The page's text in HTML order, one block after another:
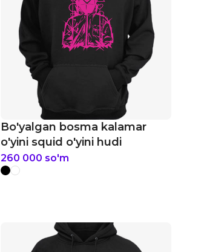
Bo'yalgan bosma kalamar
o'yini squid o'yini hudi
260 000 so'm